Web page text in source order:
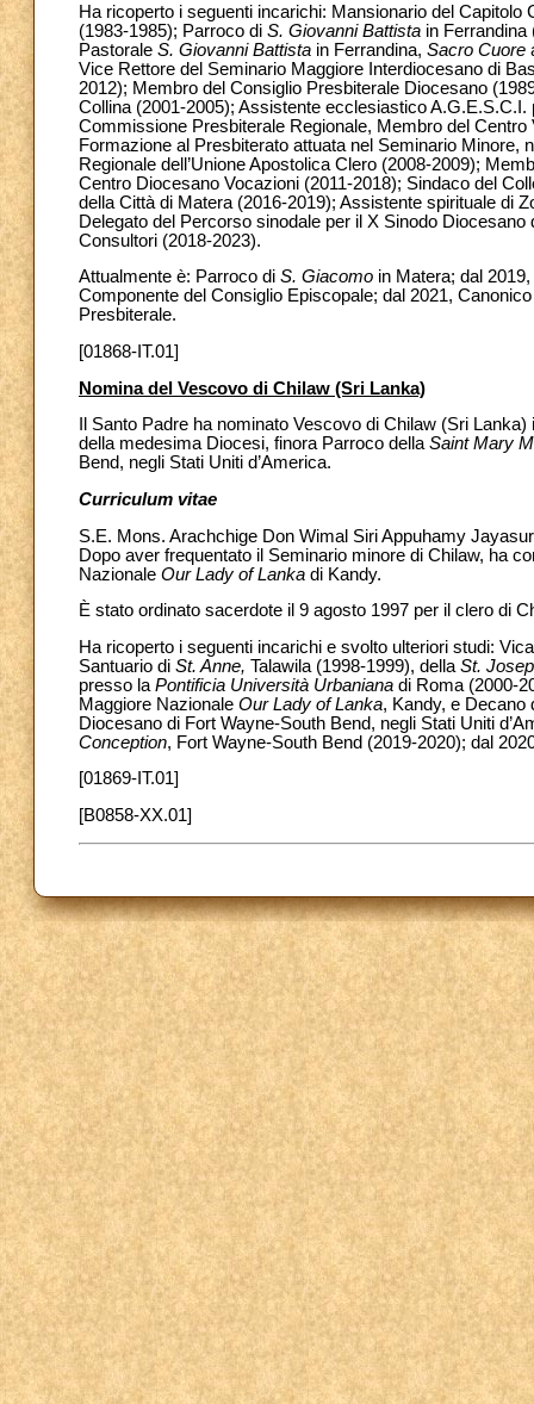
Ha ricoperto i seguenti incarichi: Mansionario del
(1983-1985); Parroco di S. Giovanni Battista in Ferrandina
Pastorale S. Giovanni Battista in Ferrandina, Sacro Cuore
Vice Rettore del Seminario Maggiore Interdiocesano di
2012); Membro del Consiglio Presbiterale Diocesano
Collina (2001-2005); Assistente ecclesiastico
Commissione Presbiterale Regionale, Membro del
Formazione al Presbiterato attuata nel Seminario Minore,
Regionale dell’Unione Apostolica Clero (2008-2009);
Centro Diocesano Vocazioni (2011-2018); Sindaco del
della Città di Matera (2016-2019); Assistente spirituale di
Delegato del Percorso sinodale per il X Sinodo
Consultori (2018-2023).
Attualmente è: Parroco di S. Giacomo in Matera; dal
Componente del Consiglio Episcopale; dal 2021,
Presbiterale.
[01868-IT.01]
Nomina del Vescovo di Chilaw (Sri Lanka)
Il Santo Padre ha nominato Vescovo di Chilaw (Sri
della medesima Diocesi, finora Parroco della Saint Mary
Bend, negli Stati Uniti d’America.
Curriculum vitae
S.E. Mons. Arachchige Don Wimal Siri Appuhamy
Dopo aver frequentato il Seminario minore di Chilaw, ha
Nazionale Our Lady of Lanka di Kandy.
È stato ordinato sacerdote il 9 agosto 1997 per il clero di
Ha ricoperto i seguenti incarichi e svolto ulteriori studi:
Santuario di St. Anne, Talawila (1998-1999), della St.
presso la Pontificia Università Urbaniana di Roma (2000-
Maggiore Nazionale Our Lady of Lanka, Kandy, e Decano
Diocesano di Fort Wayne-South Bend, negli Stati Uniti
Conception, Fort Wayne-South Bend (2019-2020); dal
[01869-IT.01]
[B0858-XX.01]